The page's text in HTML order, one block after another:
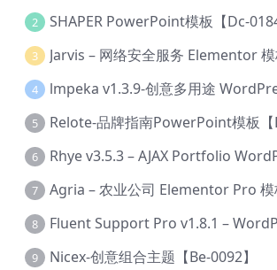
2 SHAPER PowerPoint模板【Dc-0184
3
4
5 Relote-品牌指南PowerPoint模板【
6
7
8
9 Nicex-创意组合主题【Be-0092】